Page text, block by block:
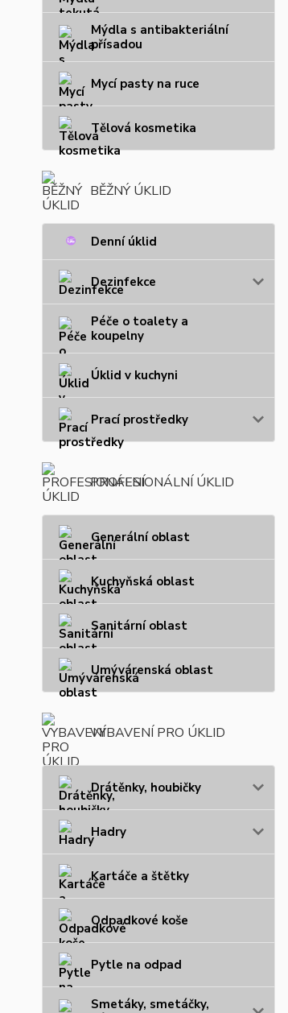
Mýdla s antibakteriální
přísadou
Mycí pasty na ruce
Tělová kosmetika
BĚŽNÝ ÚKLID
Denní úklid
Dezinfekce
Péče o toalety a
koupelny
Úklid v kuchyni
Prací prostředky
PROFESIONÁLNÍ ÚKLID
Generální oblast
Kuchyňská oblast
Sanitární oblast
Umývárenská oblast
VYBAVENÍ PRO ÚKLID
Drátěnky, houbičky
Hadry
Kartáče a štětky
Odpadkové koše
Pytle na odpad
Smetáky, smetáčky,